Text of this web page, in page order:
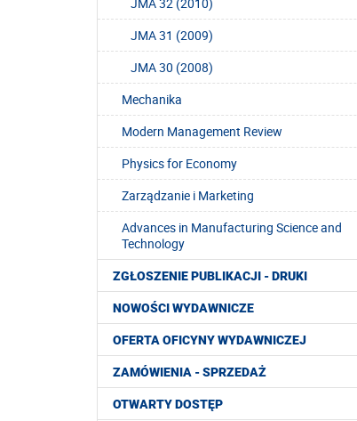
JMA 31 (2009)
JMA 30 (2008)
Mechanika
Modern Management Review
Physics for Economy
Zarządzanie i Marketing
Advances in Manufacturing Science and
Technology
ZGŁOSZENIE PUBLIKACJI - DRUKI
NOWOŚCI WYDAWNICZE
OFERTA OFICYNY WYDAWNICZEJ
ZAMÓWIENIA - SPRZEDAŻ
OTWARTY DOSTĘP